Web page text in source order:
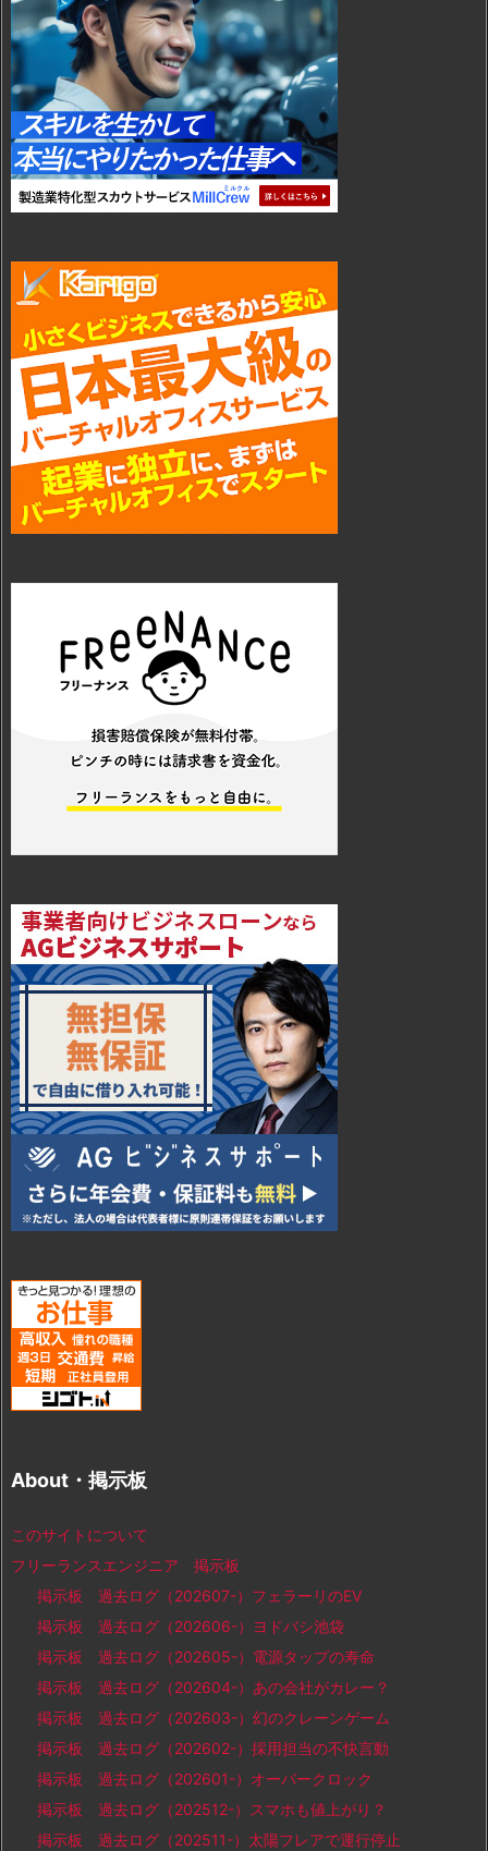
About・掲示板
このサイトについて
フリーランスエンジニア 掲示板
掲示板 過去ログ（202607-）フェラーリのEV
掲示板 過去ログ（202606-）ヨドバシ池袋
掲示板 過去ログ（202605-）電源タップの寿命
掲示板 過去ログ（202604-）あの会社がカレー？
掲示板 過去ログ（202603-）幻のクレーンゲーム
掲示板 過去ログ（202602-）採用担当の不快言動
掲示板 過去ログ（202601-）オーバークロック
掲示板 過去ログ（202512-）スマホも値上がり？
掲示板 過去ログ（202511-）太陽フレアで運行停止